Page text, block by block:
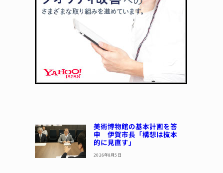
美術博物館の基本計画を答
申 伊賀市長「構想は抜本
的に見直す」
2026年8月5日